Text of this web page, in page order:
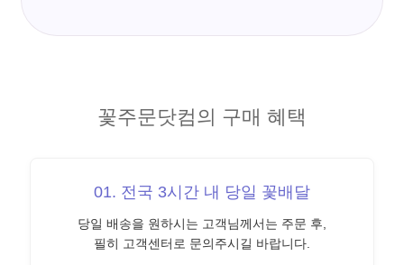
꽃주문닷컴의 구매 혜택
01. 전국 3시간 내 당일 꽃배달
당일 배송을 원하시는 고객님께서는 주문 후,
필히 고객센터로 문의주시길 바랍니다.